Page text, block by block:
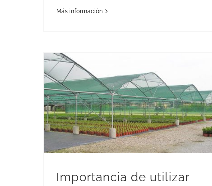
Más información
Importancia de utilizar